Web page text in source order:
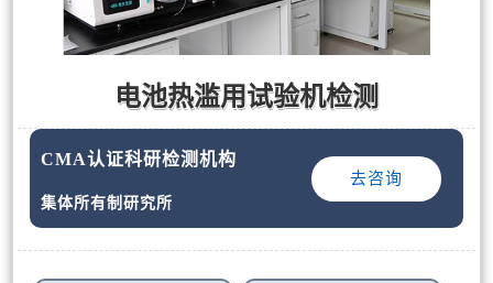
电池热滥用试验机检测
CMA认证科研检测机构
集体所有制研究所
去咨询